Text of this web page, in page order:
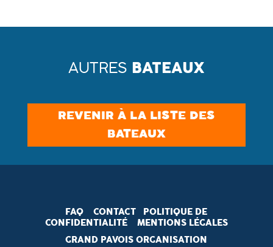
AUTRES BATEAUX
REVENIR À LA LISTE DES
BATEAUX
FAQ CONTACT POLITIQUE DE
CONFIDENTIALITÉ
MENTIONS LÉGALES
GRAND PAVOIS ORGANISATION